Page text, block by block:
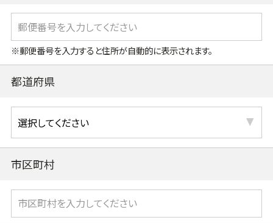
※郵便番号を入力すると住所が自動的に表示されます。
都道府県
市区町村